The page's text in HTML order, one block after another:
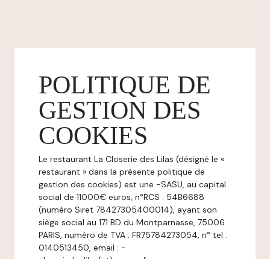
POLITIQUE DE
GESTION DES
COOKIES
Le restaurant La Closerie des Lilas (désigné le «
restaurant » dans la présente politique de
gestion des cookies) est une -SASU, au capital
social de 11000€ euros, n°RCS : 54B6688
(numéro Siret 78427305400014), ayant son
siège social au 171 BD du Montparnasse, 75006
PARIS, numéro de TVA : FR75784273054, n° tel :
0140513450, email : -